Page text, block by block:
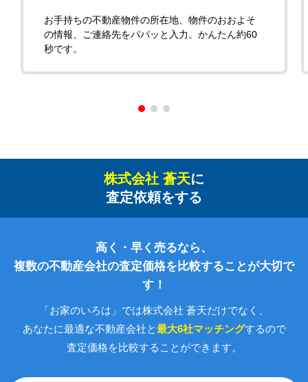
お手持ちの不動産物件の所在地、物件のおおよそ
の情報、ご連絡先をパパッと入力。かんたん約60
秒です。
株式会社 蒼天に
査定依頼をする
高く・早く売るなら、
複数の不動産会社の査定価格を比較することが大切で
す！
「お家のいろは」では株式会社 蒼天だけでなく、
あなたに最適な不動産会社と最大6社マッチングするので
査定価格を比較することができます。